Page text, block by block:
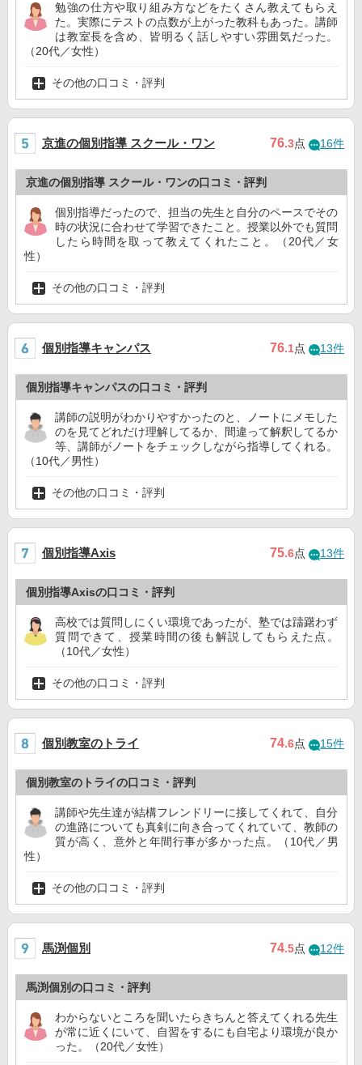
勉強の仕方や取り組み方などをたくさん教えてもらえ
た。実際にテストの点数が上がった教科もあった。講師
は教室長を含め、皆明るく話しやすい雰囲気だった。
（20代／女性）
その他の口コミ・評判
京進の個別指導 スクール・ワン 76.3点 16件
京進の個別指導 スクール・ワンの口コミ・評判
個別指導だったので、担当の先生と自分のペースでその
時の状況に合わせて学習できたこと。授業以外でも質問
したら時間を取って教えてくれたこと。（20代／女
性）
その他の口コミ・評判
個別指導キャンパス 76.1点 13件
個別指導キャンパスの口コミ・評判
講師の説明がわかりやすかったのと、ノートにメモした
のを見てどれだけ理解してるか、間違って解釈してるか
等、講師がノートをチェックしながら指導してくれる。
（10代／男性）
その他の口コミ・評判
個別指導Axis 75.6点 13件
個別指導Axisの口コミ・評判
高校では質問しにくい環境であったが、塾では躊躇わず
質問できて、授業時間の後も解説してもらえた点。
（10代／女性）
その他の口コミ・評判
個別教室のトライ 74.6点 15件
個別教室のトライの口コミ・評判
講師や先生達が結構フレンドリーに接してくれて、自分
の進路についても真剣に向き合ってくれていて、教師の
質が高く、意外と年間行事が多かった点。（10代／男
性）
その他の口コミ・評判
馬渕個別 74.5点 12件
馬渕個別の口コミ・評判
わからないところを聞いたらきちんと答えてくれる先生
が常に近くにいて、自習をするにも自宅より環境が良か
った。（20代／女性）